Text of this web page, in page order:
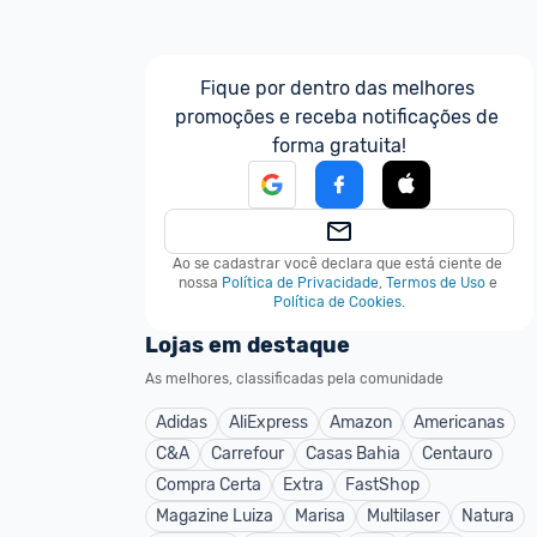
Fique por dentro das melhores
promoções e receba notificações de
forma gratuita!
Ao se cadastrar você declara que está ciente de
nossa Política de Privacidade, Termos de Uso e
Política de Cookies.
Lojas em destaque
As melhores, classificadas pela comunidade
Adidas AliExpress Amazon
Americanas
C&A
Carrefour Casas Bahia
Centauro
Compra Certa
Extra
FastShop
Magazine Luiza
Marisa Multilaser
Natura